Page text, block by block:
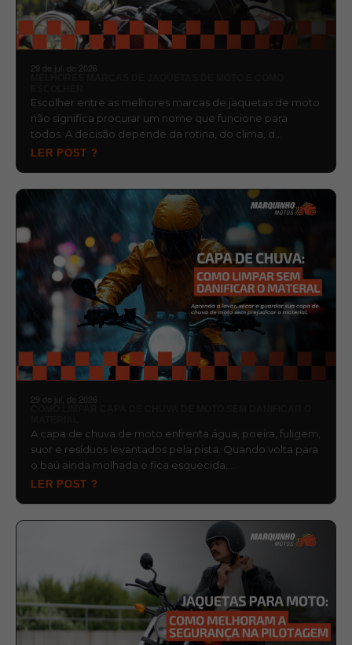
29 de jul. de 2026
Escolher entre as melhores marcas de jaquetas de moto
não significa procurar um nome que funcione para
todos. A decisão depende da rotina, do clima, d…
LER POST ?
29 de jul. de 2026
A capa de chuva de moto enfrenta água, poeira, fuligem,
suor e resíduos levantados pela pista. Quando volta para
o baú ainda molhada e fica esquecida,…
LER POST ?